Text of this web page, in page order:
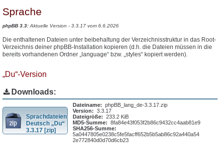
Sprache
phpBB 3.3:Aktuelle Version - 3.3.17 vom 6.6.2026
Die enthaltenen Dateien unter beibehaltung der Verzeichnisstruktur in das Root-
Verzeichnis deiner phpBB-Installation kopieren (d.h. die Dateien müssen in die
bereits vorhandenen Ordner „language“ bzw. „styles“ kopiert werden).
„Du“-Version
Downloads:
Sprachdateien
Deutsch „Du“
3.3.17 [zip]
Dateiname: phpBB_lang_de-3.3.17.zip
Version: 3.3.17
Dateigröße: 233.2 KiB
MD5-Summe: 8fa84e43f053f2b86c9432cc4aab81e9
SHA256-Summe:
5a0447805e0238c5fe5facff652b5b5ab86c92a440a54
2e772840d0d70d6cb23